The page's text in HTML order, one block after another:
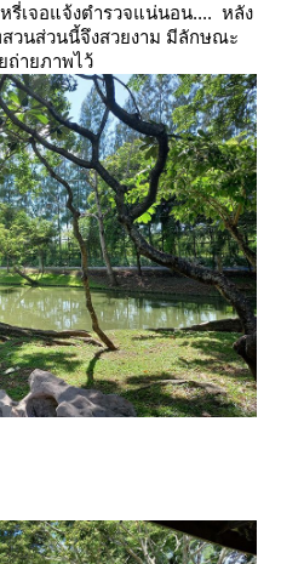
รี่เจอแจ้งตำรวจแน่นอน.... หลัง
วนส่วนนี้จึงสวยงาม มีลักษณะ
ถ่ายภาพไว้